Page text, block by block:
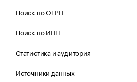
Поиск по ОГРН
Поиск по ИНН
Статистика и аудитория
Источники данных